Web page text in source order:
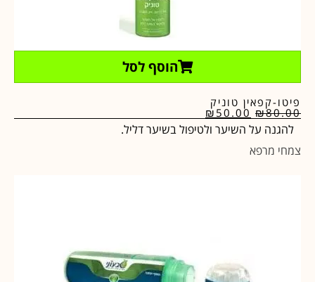
הוסף לסל
פיטו-קפאין טוניק
₪80.00
₪ 50.00
להגנה על השיער ולטיפול בשיער דליל.
צמחי מרפא